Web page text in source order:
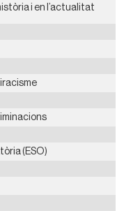
i en l’actualitat
(ESO)